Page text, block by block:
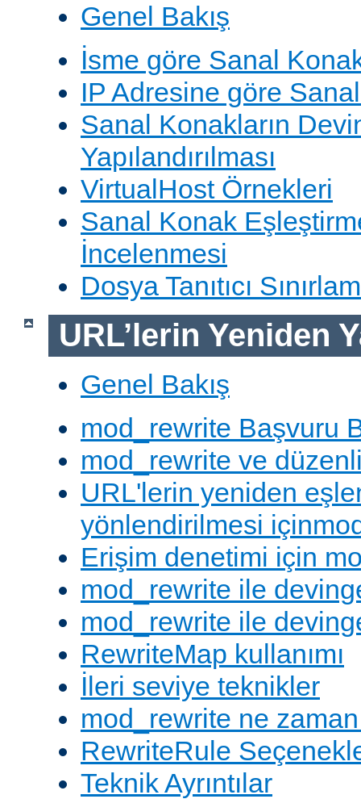
Genel Bakış
İsme göre Sanal
IP Adresine göre
Sanal Konakların
Yapılandırılması
VirtualHost Örnekleri
Sanal Konak
İncelenmesi
Dosya Tanıtıcı
URL’lerin Yeniden
Genel Bakış
mod_rewrite Başvuru
mod_rewrite ve
URL'lerin yeniden
yönlendirilmesi
Erişim denetimi için
mod_rewrite ile
mod_rewrite ile
RewriteMap kullanımı
İleri seviye teknikler
mod_rewrite ne
RewriteRule
Teknik Ayrıntılar